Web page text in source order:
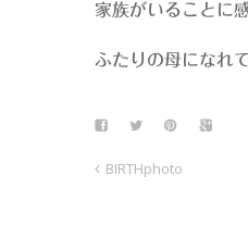
家族がいることに
ふたりの母になれ
BIRTHphoto